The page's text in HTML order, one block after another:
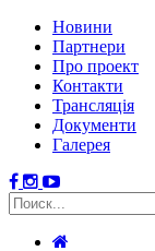
Новини
Партнери
Про проект
Контакти
Трансляція
Документи
Галерея